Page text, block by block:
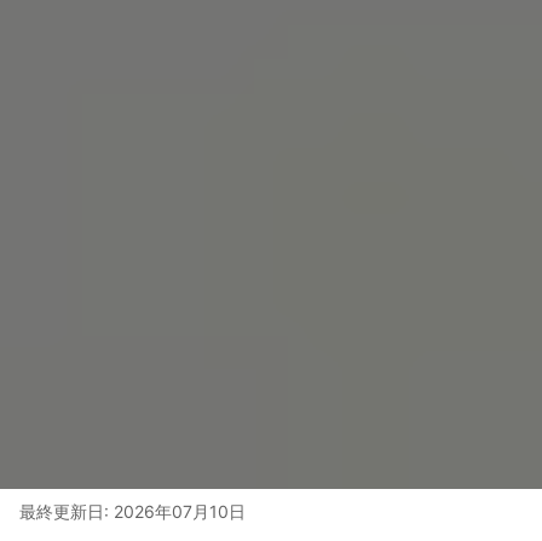
最終更新日: 2026年07月10日